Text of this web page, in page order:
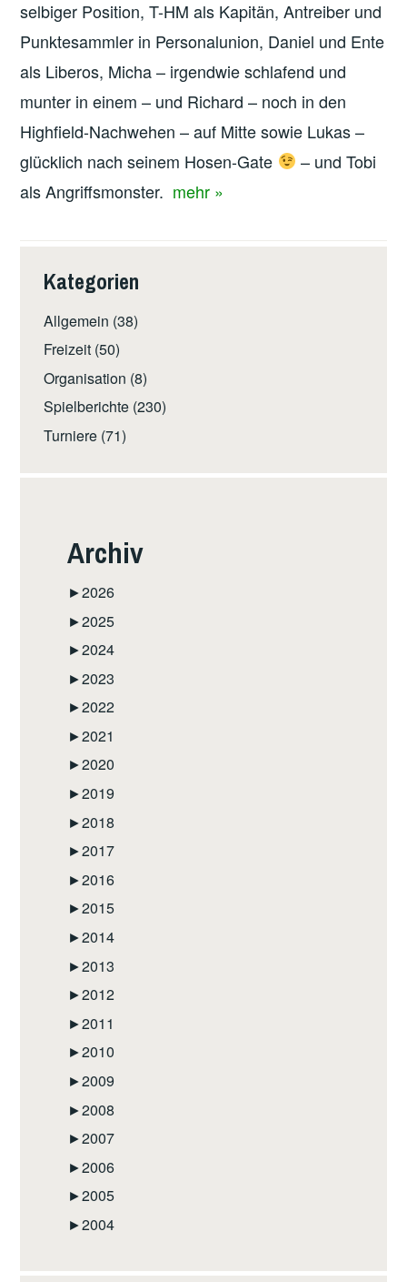
selbiger Position, T-HM als Kapitän, Antreiber und
Punktesammler in Personalunion, Daniel und Ente
als Liberos, Micha – irgendwie schlafend und
munter in einem – und Richard – noch in den
Highfield-Nachwehen – auf Mitte sowie Lukas –
glücklich nach seinem Hosen-Gate
– und Tobi
als Angriffsmonster. mehr »
Kategorien
Allgemein (38)
Freizeit(50)
Organisation (8)
Spielberichte(230)
Turniere(71)
Archiv
►2026
►2025
►2024
►2023
►2022
►2021
►2020
►2019
►2018
►2017
►2016
►2015
►2014
►2013
►2012
►2011
►2010
►2009
►2008
►2007
►2006
►2005
►2004